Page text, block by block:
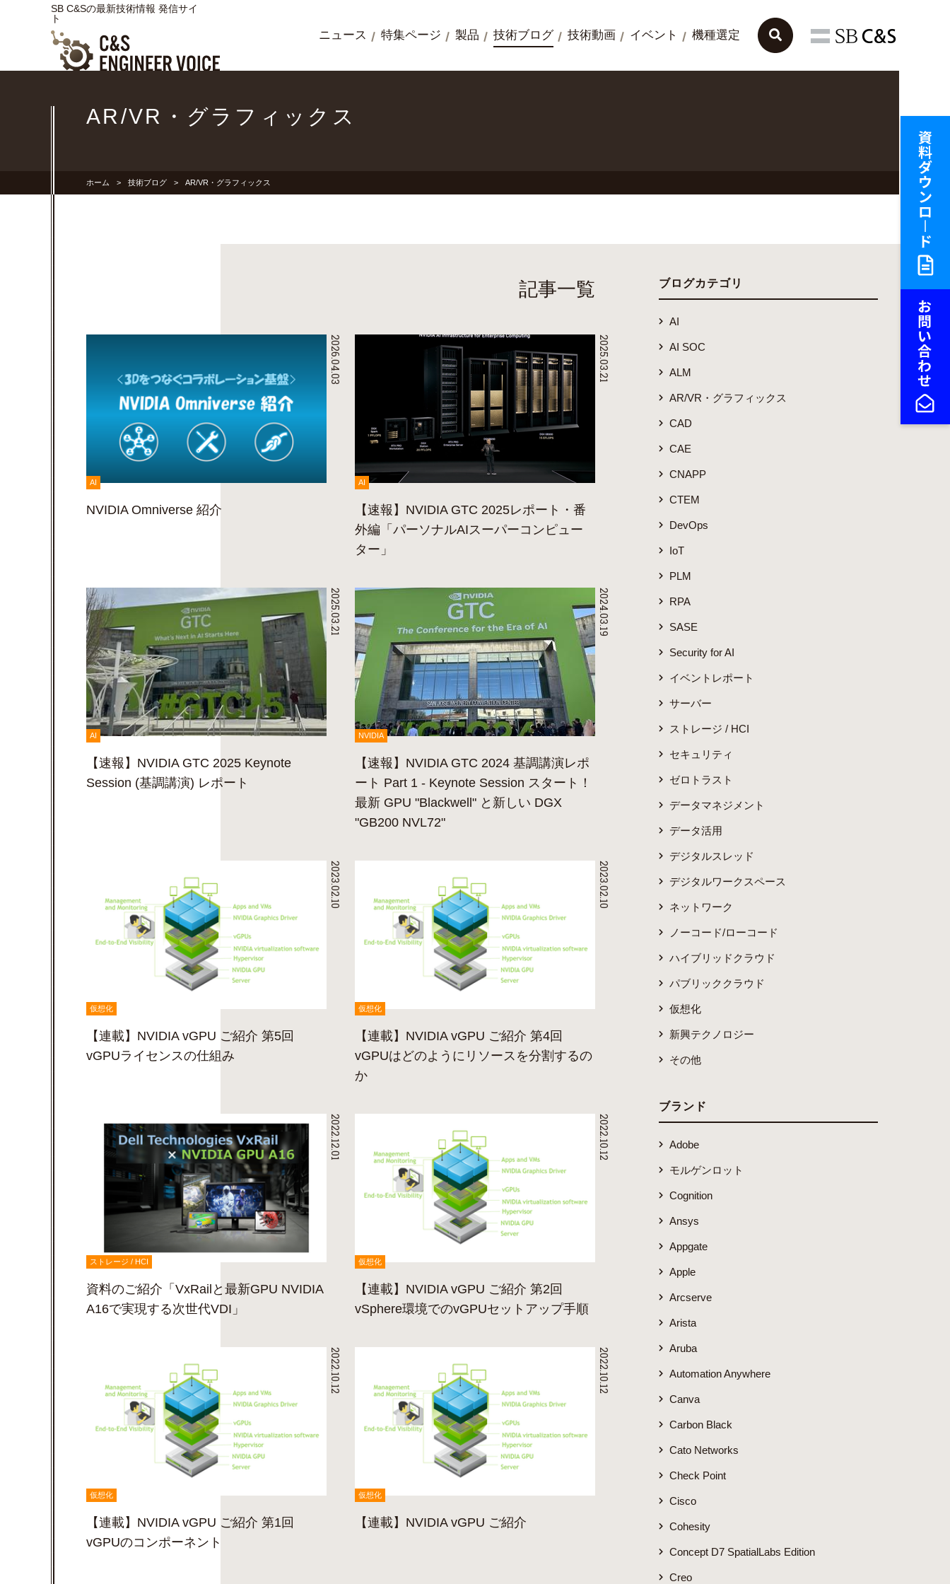
SB C&Sの最新技術情報 発信サイ
ト
ニュース 特集ページ 製品 技術ブログ 技術動画 イベント 機種選定
AR/VR・グラフィックス
ホーム 技術ブログ AR/VR・グラフィックス
記事一覧
2026.04.03
AI
NVIDIA Omniverse 紹介
2025.03.21
AI
【速報】NVIDIA GTC 2025レポート・番
外編「パーソナルAIスーパーコンピュー
ター」
2025.03.21
AI
【速報】NVIDIA GTC 2025 Keynote
Session (基調講演) レポート
2024.03.19
NVIDIA
【速報】NVIDIA GTC 2024 基調講演レポ
ート Part 1 - Keynote Session スタート！
最新 GPU "Blackwell" と新しい DGX
"GB200 NVL72"
2023.02.10
仮想化
【連載】NVIDIA vGPU ご紹介 第5回
vGPUライセンスの仕組み
2023.02.10
仮想化
【連載】NVIDIA vGPU ご紹介 第4回
vGPUはどのようにリソースを分割するの
か
2022.12.01
ストレージ / HCI
資料のご紹介「VxRailと最新GPU NVIDIA
A16で実現する次世代VDI」
2022.10.12
仮想化
【連載】NVIDIA vGPU ご紹介 第2回
vSphere環境でのvGPUセットアップ手順
2022.10.12
仮想化
【連載】NVIDIA vGPU ご紹介 第1回
vGPUのコンポーネント
2022.10.12
仮想化
【連載】NVIDIA vGPU ご紹介
ブログカテゴリ
AI
AI SOC
ALM
AR/VR・グラフィックス
CAD
CAE
CNAPP
CTEM
DevOps
IoT
PLM
RPA
SASE
Security for AI
イベントレポート
サーバー
ストレージ / HCI
セキュリティ
ゼロトラスト
データマネジメント
データ活用
デジタルスレッド
デジタルワークスペース
ネットワーク
ノーコード/ローコード
ハイブリッドクラウド
パブリッククラウド
仮想化
新興テクノロジー
その他
ブランド
Adobe
モルゲンロット
Cognition
Ansys
Appgate
Apple
Arcserve
Arista
Aruba
Automation Anywhere
Canva
Carbon Black
Cato Networks
Check Point
Cisco
Cohesity
Concept D7 SpatialLabs Edition
Creo